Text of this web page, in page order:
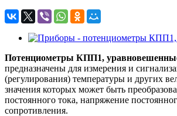
Потенциометры КПП1,
предназначены для измерения и
(регулирования) температуры и других
значения которых может быть
постоянного тока, напряжение
сопротивления.